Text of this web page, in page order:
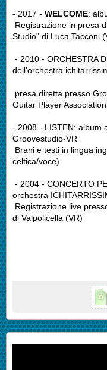
- 2017 - WELCOME:
Registrazione in presa
Studio" di Luca Tacconi
- 2010 - ORCHESTRA
dell'orchestra
presa diretta presso
Guitar Player
- 2008 - LISTEN: album
Groovestudio-VR
Brani e testi in lingua
celtica/voce)
- 2004 - CONCERTO
orchestra
Registrazione live
di Valpolicella (VR)